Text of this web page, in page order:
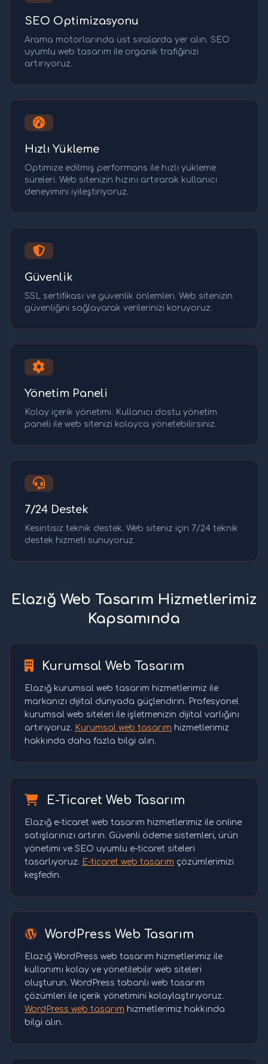
SEO Optimizasyonu
Arama motorlarında üst sıralarda yer alın. SEO
uyumlu web tasarım ile organik trafiğinizi
artırıyoruz.
Hızlı Yükleme
Optimize edilmiş performans ile hızlı yükleme
süreleri. Web sitenizin hızını artırarak kullanıcı
deneyimini iyileştiriyoruz.
Güvenlik
SSL sertifikası ve güvenlik önlemleri. Web sitenizin
güvenliğini sağlayarak verilerinizi koruyoruz.
Yönetim Paneli
Kolay içerik yönetimi. Kullanıcı dostu yönetim
paneli ile web sitenizi kolayca yönetebilirsiniz.
7/24 Destek
Kesintisiz teknik destek. Web siteniz için 7/24 teknik
destek hizmeti sunuyoruz.
Elazığ Web Tasarım Hizmetlerimiz
Kapsamında
Kurumsal Web Tasarım
Elazığ kurumsal web tasarım hizmetlerimiz ile
markanızı dijital dünyada güçlendirin. Profesyonel
kurumsal web siteleri ile işletmenizin dijital varlığını
artırıyoruz. Kurumsal web tasarım hizmetlerimiz
hakkında daha fazla bilgi alın.
E-Ticaret Web Tasarım
Elazığ e-ticaret web tasarım hizmetlerimiz ile online
satışlarınızı artırın. Güvenli ödeme sistemleri, ürün
yönetimi ve SEO uyumlu e-ticaret siteleri
tasarlıyoruz. E-ticaret web tasarım çözümlerimizi
keşfedin.
WordPress Web Tasarım
Elazığ WordPress web tasarım hizmetlerimiz ile
kullanımı kolay ve yönetilebilir web siteleri
oluşturun. WordPress tabanlı web tasarım
çözümleri ile içerik yönetimini kolaylaştırıyoruz.
WordPress web tasarım hizmetlerimiz hakkında
bilgi alın.